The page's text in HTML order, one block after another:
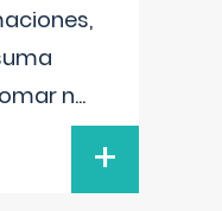
n...
+